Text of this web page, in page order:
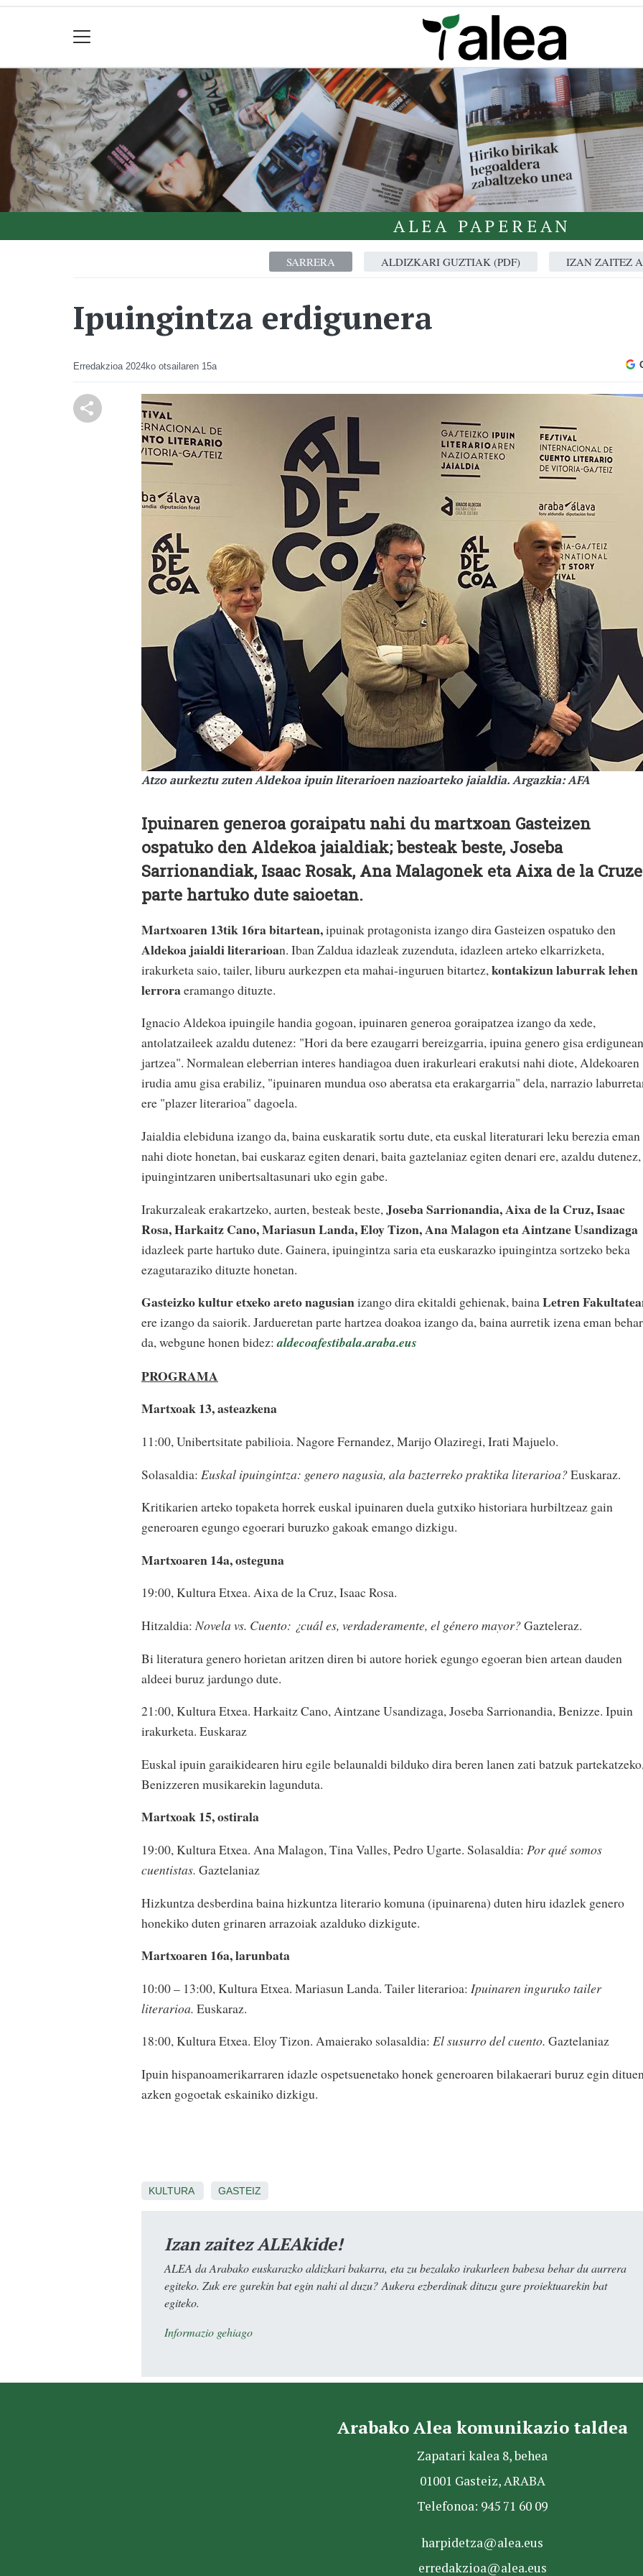
ALEA PAPEREAN
SARRERA ALDIZKARI GUZTIAK (PDF) IZAN ZAITEZ
Ipuingintza erdigunera
Erredakzioa 2024ko otsailaren 15a
Atzo aurkeztu zuten Aldekoa ipuin literarioen nazioarteko jaialdia. Argazkia: AFA
Ipuinaren generoa goraipatu nahi du martxoan Gasteizen
ospatuko den Aldekoa jaialdiak; besteak beste, Joseba
Sarrionandiak, Isaac Rosak, Ana Malagonek eta Aixa de la
parte hartuko dute saioetan.
Martxoaren 13tik 16ra bitartean,ipuinak protagonista izango dira Gasteizen ospatuko den
Aldekoa jaialdi literarioan. Iban Zaldua idazleak zuzenduta, idazleen arteko elkarrizketa,
irakurketa saio, tailer, liburu aurkezpen eta mahai-inguruen bitartez,kontakizun laburrak lehen
lerroraeramango dituzte.
Ignacio Aldekoa ipuingile handia gogoan, ipuinaren generoa goraipatzea izango da xede,
antolatzaileek azaldu dutenez: "Hori da bere ezaugarri bereizgarria, ipuina genero gisa erdigunean
jartzea". Normalean eleberrian interes handiagoa duen irakurleari erakutsi nahi diote, Aldekoaren
irudia amu gisa erabiliz, "ipuinaren mundua oso aberatsa eta erakargarria" dela, narrazio
ere "plazer literarioa" dagoela.
Jaialdia elebiduna izango da, baina euskaratik sortu dute, eta euskal literaturari leku berezia eman
nahi diote honetan, bai euskaraz egiten denari, baita gaztelaniaz egiten denari ere, azaldu dutenez,
ipuingintzaren unibertsaltasunari uko egin gabe.
Irakurzaleak erakartzeko, aurten, besteak beste, Joseba Sarrionandia, Aixa de la Cruz, Isaac
Rosa, Harkaitz Cano, Mariasun Landa, Eloy Tizon, Ana Malagon eta Aintzane Usandizaga
idazleek parte hartuko dute. Gainera, ipuingintza saria eta euskarazko ipuingintza sortzeko beka
ezagutaraziko dituzte honetan.
Gasteizko kultur etxeko areto nagusianizango dira ekitaldi gehienak, bainaLetren
ere izango da saiorik. Jardueretan parte hartzea doakoa izango da, baina aurretik izena eman behar
da, webgune honen bidez: aldecoafestibala.araba.eus
PROGRAMA
Martxoak 13, asteazkena
11:00, Unibertsitate pabilioia. Nagore Fernandez, Marijo Olaziregi, Irati Majuelo.
Solasaldia: Euskal ipuingintza: genero nagusia, ala bazterreko praktika literarioa?Euskaraz.
Kritikarien arteko topaketa horrek euskal ipuinaren duela gutxiko historiara hurbiltzeaz gain
generoaren egungo egoerari buruzko gakoak emango dizkigu.
Martxoaren 14a, osteguna
19:00, Kultura Etxea. Aixa de la Cruz, Isaac Rosa.
Hitzaldia:Novela vs. Cuento: ¿cuál es, verdaderamente, el género mayor?Gazteleraz.
Bi literatura genero horietan aritzen diren bi autore horiek egungo egoeran bien artean dauden
aldeei buruz jardungo dute.
21:00, Kultura Etxea. Harkaitz Cano, Aintzane Usandizaga, Joseba Sarrionandia, Benizze. Ipuin
irakurketa. Euskaraz
Euskal ipuin garaikidearen hiru egile belaunaldi bilduko dira beren lanen zati batzuk
Benizzeren musikarekin lagunduta.
Martxoak 15, ostirala
19:00, Kultura Etxea. Ana Malagon, Tina Valles, Pedro Ugarte. Solasaldia: Por qué somos
cuentistas. Gaztelaniaz
Hizkuntza desberdina baina hizkuntza literario komuna (ipuinarena) duten hiru idazlek genero
honekiko duten grinaren arrazoiak azalduko dizkigute.
Martxoaren 16a, larunbata
10:00 – 13:00, Kultura Etxea. Mariasun Landa. Tailer literarioa: Ipuinaren inguruko tailer
literarioa. Euskaraz.
18:00, Kultura Etxea. Eloy Tizon. Amaierako solasaldia: El susurro del cuento. Gaztelaniaz
Ipuin hispanoamerikarraren idazle ospetsuenetako honek generoaren bilakaerari buruz egin
azken gogoetak eskainiko dizkigu.
KULTURA GASTEIZ
Izan zaitez ALEAkide!
ALEA da Arabako euskarazko aldizkari bakarra, eta zu bezalako irakurleen babesa behar du aurrera
egiteko. Zuk ere gurekin bat egin nahi al duzu? Aukera ezberdinak dituzu gure proiektuarekin bat
egiteko.
Informazio gehiago
Arabako Alea komunikazio taldea
Zapatari kalea 8, behea
01001 Gasteiz, ARABA
Telefonoa: 945 71 60 09
harpidetza@alea.eus
erredakzioa@alea.eus